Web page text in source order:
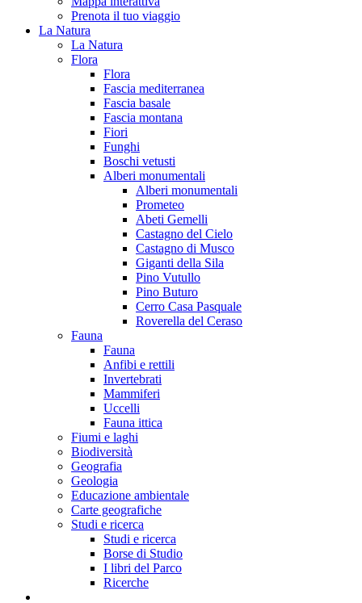
Prenota il tuo viaggio
La Natura
La Natura
Flora
Flora
Fascia mediterranea
Fascia basale
Fascia montana
Fiori
Funghi
Boschi vetusti
Alberi monumentali
Alberi monumentali
Prometeo
Abeti Gemelli
Castagno del Cielo
Castagno di Musco
Giganti della Sila
Pino Vutullo
Pino Buturo
Cerro Casa Pasquale
Roverella del Ceraso
Fauna
Fauna
Anfibi e rettili
Invertebrati
Mammiferi
Uccelli
Fauna ittica
Fiumi e laghi
Biodiversità
Geografia
Geologia
Educazione ambientale
Carte geografiche
Studi e ricerca
Studi e ricerca
Borse di Studio
I libri del Parco
Ricerche